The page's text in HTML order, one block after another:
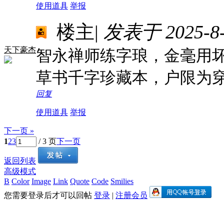
使用道具 举报
天下豪杰
楼主| 发表于 2025-
智永禅师练字琅，金毫用
草书千字珍藏本，户限为
回复
使用道具 举报
下一页 »
123 / 3 页下一页
返回列表
高级模式
B Color Image Link Quote Code Smilies
您需要登录后才可以回帖 登录 | 注册会员